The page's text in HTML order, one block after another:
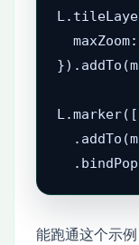
能跑通这个示